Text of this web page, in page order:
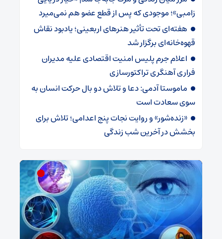
زامبی»؛ موجودی که پس از قطع عضو هم نمی‌میرد
هفته‌ای تحت تأثیر هنرهای اربعینی؛ یادبود نقاش
قهوه‌خانه‌ای برگزار شد
اعلام جرم پلیس امنیت اقتصادی علیه مدیران
فراری آهنگری تراکتورسازی
ماموستا آدمی: دعا و تلاش دو بال حرکت انسان به
سوی سعادت است
«زنده‌شور» و روایت نجات پنج اعدامی؛ تلاش برای
بخشش در آخرین شب زندگی